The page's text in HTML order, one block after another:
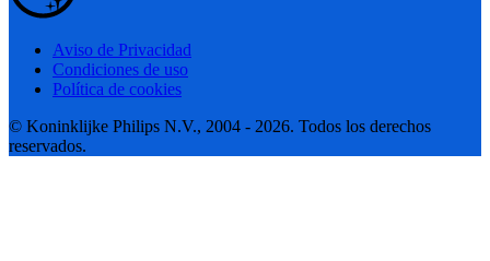
Aviso de Privacidad
Condiciones de uso
Política de cookies
© Koninklijke Philips N.V., 2004 - 2026. Todos los derechos
reservados.